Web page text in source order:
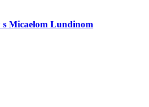
s Micaelom Lundinom